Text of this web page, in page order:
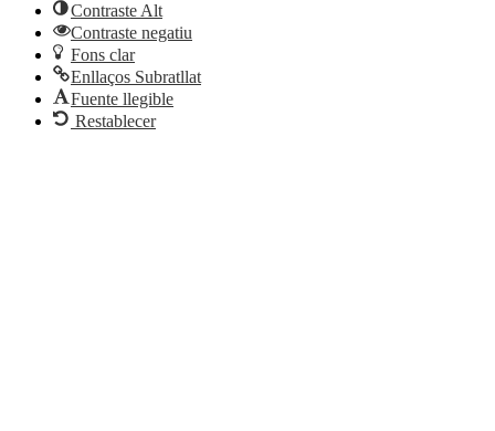
Contraste Alt
Contraste negatiu
Fons clar
Enllaços Subratllat
Fuente llegible
Restablecer